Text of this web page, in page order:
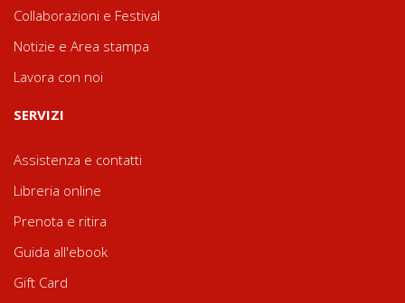
Collaborazioni e Festival
Notizie e Area stampa
Lavora con noi
SERVIZI
Assistenza e contatti
Libreria online
Prenota e ritira
Guida all'ebook
Gift Card